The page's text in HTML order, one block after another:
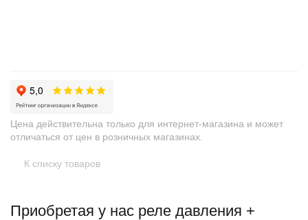
Цена действительна только для интернет-магазина и может
отличаться от цен в розничных магазинах.
К списку товаров
Приобретая у нас реле давления +